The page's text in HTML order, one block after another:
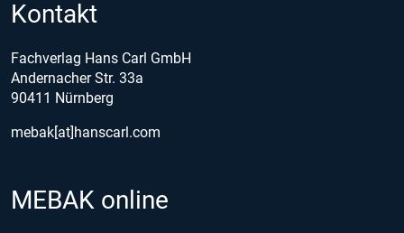
Kontakt
Fachverlag Hans Carl GmbH
Andernacher Str. 33a
90411 Nürnberg
mebak[at]hanscarl.com
MEBAK online